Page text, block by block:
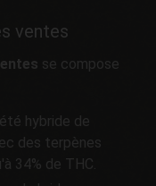
ventes
se compose
hybride de
des terpènes
34% de THC.